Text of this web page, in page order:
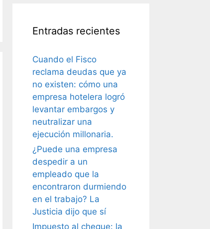
Entradas recientes
Cuando el Fisco
reclama deudas que ya
no existen: cómo una
empresa hotelera logró
levantar embargos y
neutralizar una
ejecución millonaria.
¿Puede una empresa
despedir a un
empleado que la
encontraron durmiendo
en el trabajo? La
Justicia dijo que sí
Impuesto al cheque: la